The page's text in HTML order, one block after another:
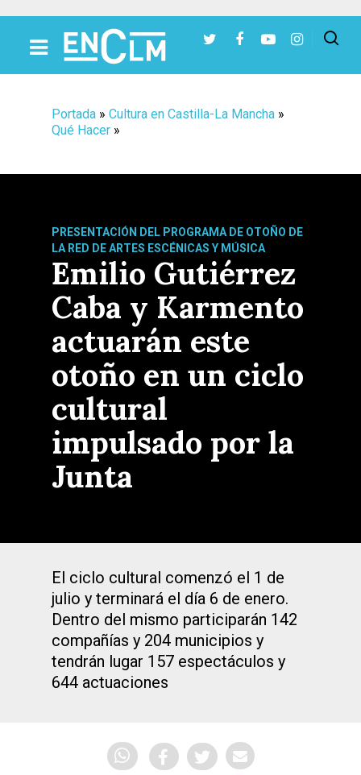
Portada » Cultura en Castilla-La Mancha »
Qué Hacer »
PRESENTACIÓN DEL PROGRAMA DE OTOÑO DE
LA RED DE ARTES ESCÉNICAS Y MÚSICA
Emilio Gutiérrez
Caba y Karmento
actuarán este
otoño en un ciclo
cultural
impulsado por la
Junta
El ciclo cultural comenzó el 1 de
julio y terminará el día 6 de enero.
Dentro del mismo participarán 142
compañías y 204 municipios y
tendrán lugar 157 espectáculos y
644 actuaciones